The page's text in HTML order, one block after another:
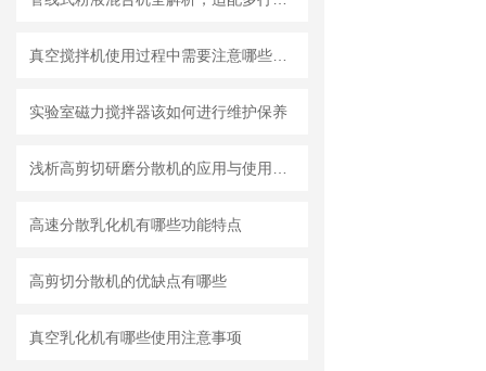
实验室磁力搅拌器该如何进行维护保养
高速分散乳化机有哪些功能特点
高剪切分散机的优缺点有哪些
真空乳化机有哪些使用注意事项